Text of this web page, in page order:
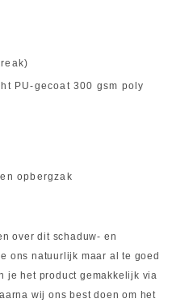
PU-gecoat 300 gsm poly
opbergzak
over dit schaduw- en
ons natuurlijk maar al te goed
je het product gemakkelijk via
wij ons best doen om het